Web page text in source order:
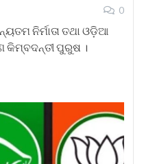
0
ନିର୍ମାତା ତଥା ଓଡ଼ିଆ
କିମ୍ବଦନ୍ତୀ ପୁରୁଷ ।